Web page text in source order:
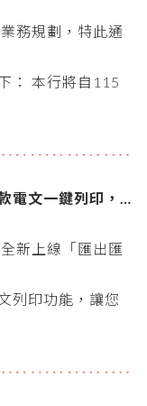
次數
務規劃，特此通
： 本行將自115
電文一鍵列印，
新上線「匯出匯
列印功能，讓您